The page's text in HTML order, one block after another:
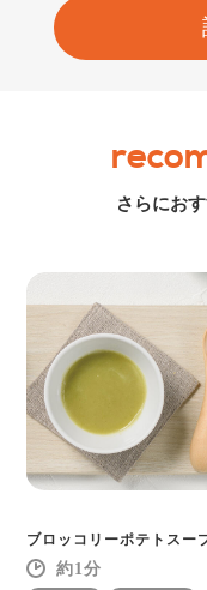
さらにお
ブロッコリーポテトスー
1